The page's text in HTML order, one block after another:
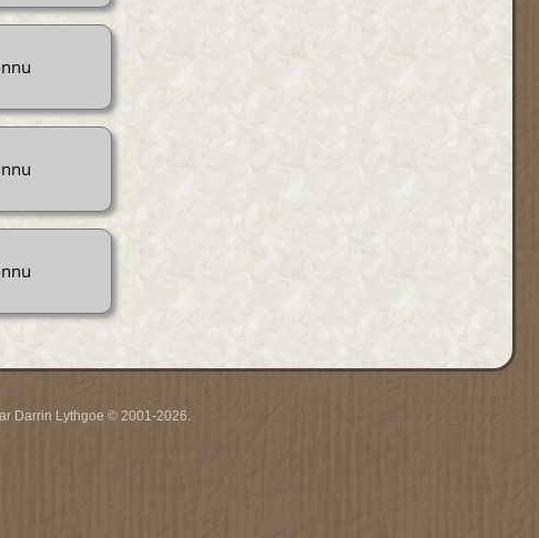
Darrin Lythgoe © 2001-2026.